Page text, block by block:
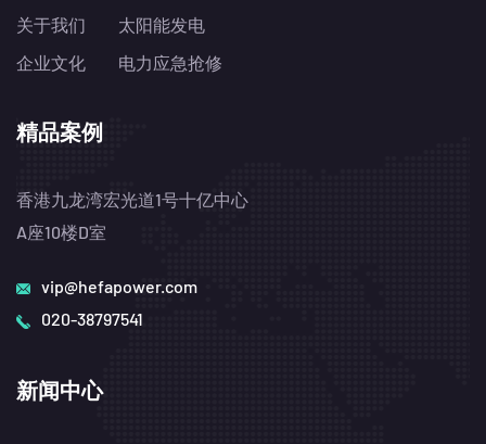
关于我们
企业文化
太阳能发电
电力应急抢修
精品案例
香港九龙湾宏光道1号十亿中心
A座10楼D室
vip@hefapower.com
020-38797541
新闻中心